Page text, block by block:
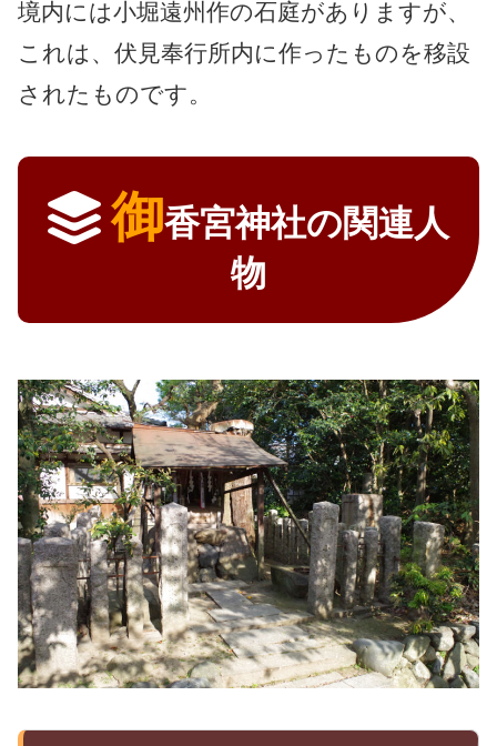
境内には小堀遠州作の石庭がありますが、
これは、伏見奉行所内に作ったものを移設
されたものです。
御香宮神社の関連人
物